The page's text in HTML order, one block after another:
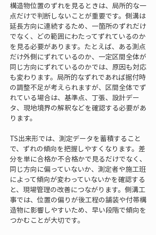
構造物位置のずれを見るときは、局所的な一
点だけで判断しないことが重要です。側溝は
延長方向に連続するため、一箇所のずれだけ
でなく、どの範囲にわたってずれているのか
を見る必要があります。たとえば、ある測点
だけ外側にずれているのか、一定区間全体が
同じ方向にずれているのかでは、原因も対応
も変わります。局所的なずれであれば据付時
の調整不足が考えられますが、区間全体でず
れている場合は、基準点、丁張、設計デー
タ、現地境界の解釈などを確認する必要があ
ります。
TS出来形では、測定データを蓄積すること
で、ずれの傾向を把握しやすくなります。差
分を単に合格か不合格かで見るだけでなく、
同じ方向に偏っていないか、測定者や施工班
によって傾向が変わっていないかを確認する
と、現場管理の改善につながります。側溝工
事では、位置の偏りが後工程の舗装や付帯構
造物に影響しやすいため、早い段階で傾向を
つかむことが大切です。